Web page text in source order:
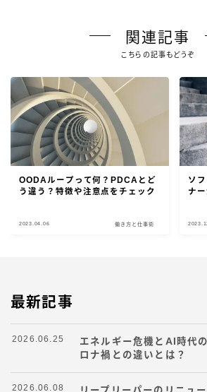
関連記事
こちらの記事もどうぞ
OODAループって何？PDCAとど
う違う？特徴や注意点をチェック
2023.04.06 働き方と仕事術
ソ
ナ
最新記事
エネルギー危機とAI時代
ロナ禍との違いとは？
2026.06.25
2026.06.08